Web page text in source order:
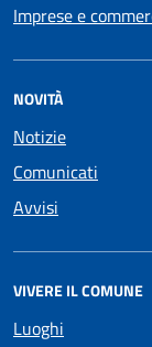
Imprese e
NOVITÀ
Notizie
Comunicati
Avvisi
VIVERE IL COMUNE
Luoghi